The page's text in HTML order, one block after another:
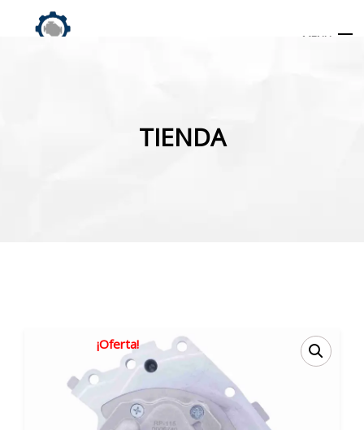
MENU
TIENDA
¡Oferta!